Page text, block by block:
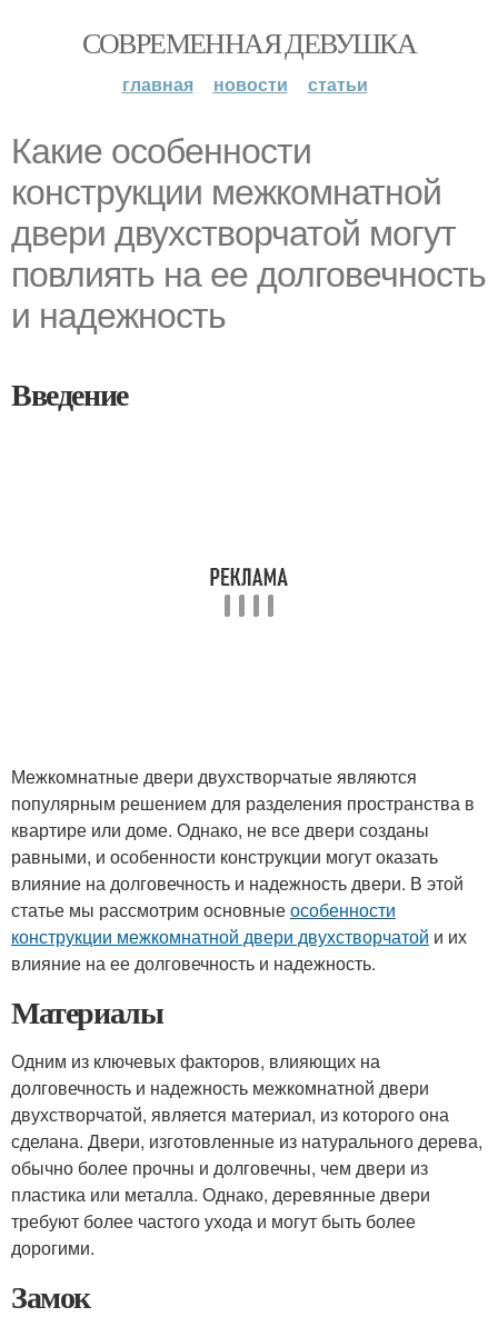
СОВРЕМЕННАЯ ДЕВУШКА
главная новости статьи
Какие особенности
конструкции межкомнатной
двери двухстворчатой могут
повлиять на ее долговечность
и надежность
Введение
Межкомнатные двери двухстворчатые являются
популярным решением для разделения пространства в
квартире или доме. Однако, не все двери созданы
равными, и особенности конструкции могут оказать
влияние на долговечность и надежность двери. В этой
статье мы рассмотрим основныеособенности
конструкции межкомнатной двери двухстворчатой и их
влияние на ее долговечность и надежность.
Материалы
Одним из ключевых факторов, влияющих на
долговечность и надежность межкомнатной двери
двухстворчатой, является материал, из которого она
сделана. Двери, изготовленные из натурального дерева,
обычно более прочны и долговечны, чем двери из
пластика или металла. Однако, деревянные двери
требуют более частого ухода и могут быть более
дорогими.
Замок